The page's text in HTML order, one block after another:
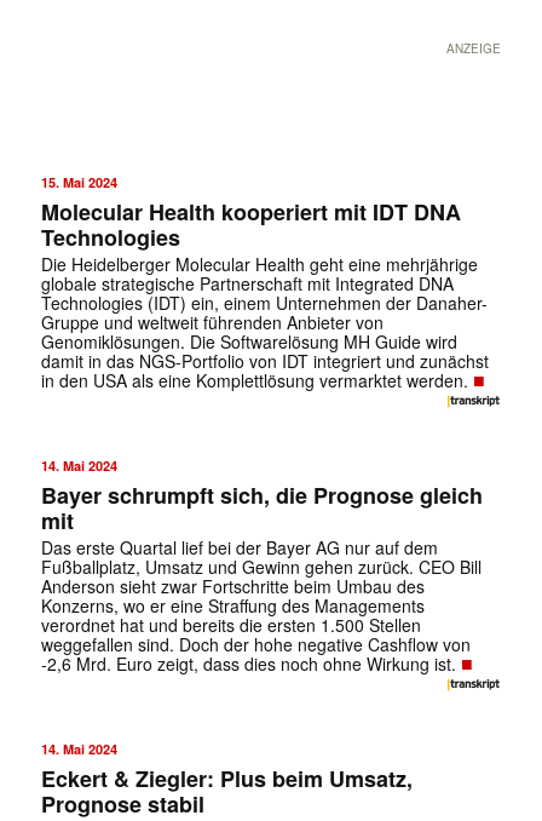
ANZEIGE
15. Mai 2024
Molecular Health kooperiert mit IDT DNA
Technologies
Die Heidelberger Molecular Health geht eine mehrjährige
globale strategische Partnerschaft mit Integrated DNA
Technologies (IDT) ein, einem Unternehmen der Danaher-
Gruppe und weltweit führenden Anbieter von
Genomiklösungen. Die Softwarelösung MH Guide wird
damit in das NGS-Portfolio von IDT integriert und zunächst
in den USA als eine Komplettlösung vermarktet werden. ■
14. Mai 2024
Bayer schrumpft sich, die Prognose gleich
mit
Das erste Quartal lief bei der Bayer AG nur auf dem
Fußballplatz, Umsatz und Gewinn gehen zurück. CEO Bill
Anderson sieht zwar Fortschritte beim Umbau des
Konzerns, wo er eine Straffung des Managements
verordnet hat und bereits die ersten 1.500 Stellen
weggefallen sind. Doch der hohe negative Cashflow von
-2,6 Mrd. Euro zeigt, dass dies noch ohne Wirkung ist. ■
14. Mai 2024
Eckert & Ziegler: Plus beim Umsatz,
Prognose stabil